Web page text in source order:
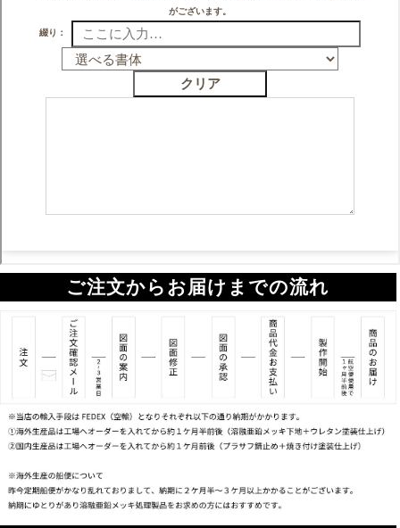
ご注文からお届けまでの流れ